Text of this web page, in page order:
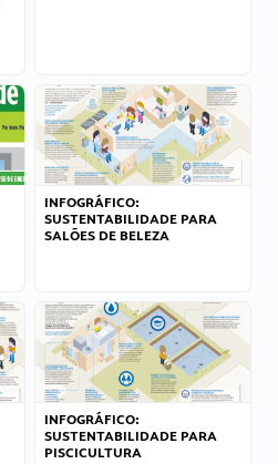
INFOGRÁFICO:
SUSTENTABILIDADE PARA
SALÕES DE BELEZA
INFOGRÁFICO:
SUSTENTABILIDADE PARA
PISCICULTURA